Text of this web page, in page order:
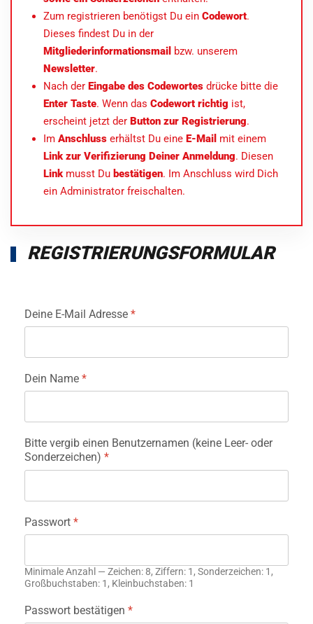
Zum registrieren benötigst Du ein Codewort.
Dieses findest Du in der
Mitgliederinformationsmail bzw. unserem
Newsletter.
Nach der Eingabe des Codewortes drücke bitte die
Enter Taste. Wenn das Codewort richtig ist,
erscheint jetzt der Button zur Registrierung.
Im Anschluss erhältst Du eine E-Mail mit einem
Link zur Verifizierung Deiner Anmeldung. Diesen
Linkmusst Du bestätigen. Im Anschluss wird Dich
ein Administrator freischalten.
REGISTRIERUNGSFORMULAR
Deine E-Mail Adresse *
Dein Name *
Bitte vergib einen Benutzernamen (keine Leer- oder
Sonderzeichen) *
Passwort *
Minimale Anzahl — Zeichen: 8, Ziffern: 1, Sonderzeichen: 1,
Großbuchstaben: 1, Kleinbuchstaben: 1
Passwort bestätigen *